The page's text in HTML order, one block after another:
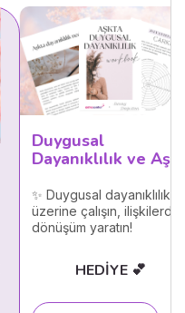
Duygusal
Dayanıklılık ve Aşk
✨ Duygusal dayanıklılık
üzerine çalışın, ilişkilerde
dönüşüm yaratın!
HEDIYE 💕